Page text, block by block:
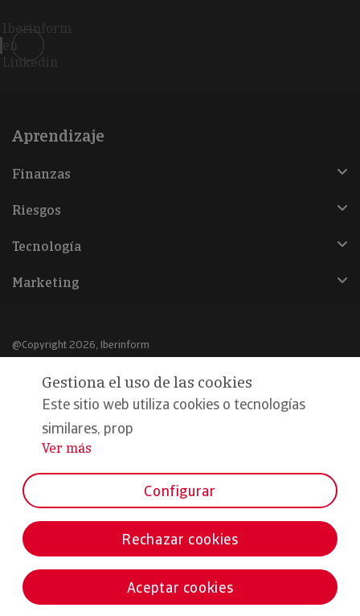
Iberinform
en
Linkedin
Aprendizaje
Finanzas
Riesgos
Tecnología
Marketing
@Copyright 2026, Iberinform
Aviso legal
Política de cookies
Declaración de privacidad
Formamos parte de:
Gestiona el uso de las cookies
Este sitio web utiliza cookies o tecnologías
similares, prop
...
Ver más
Configurar
Rechazar cookies
Aceptar cookies